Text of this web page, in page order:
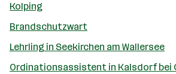
Kolping
Brandschutzwart
Lehrling in Seekirchen am Wallersee
Ordinationsassistent in Kalsdorf bei